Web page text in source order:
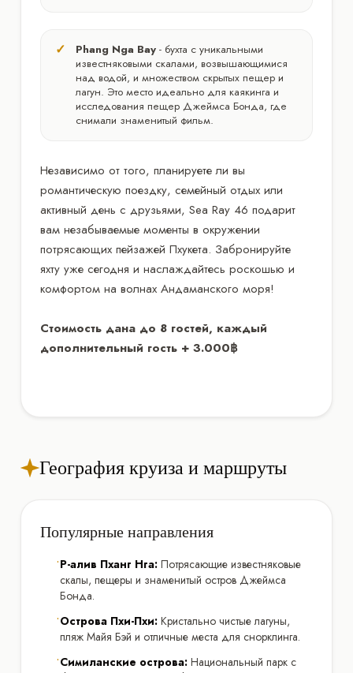
Phang Nga Bay - бухта с уникальными
известняковыми скалами, возвышающимися
над водой, и множеством скрытых пещер и
лагун. Это место идеально для каякинга и
исследования пещер Джеймса Бонда, где
снимали знаменитый фильм.
Независимо от того, планируете ли вы
романтическую поездку, семейный отдых или
активный день с друзьями, Sea Ray 46 подарит
вам незабываемые моменты в окружении
потрясающих пейзажей Пхукета. Забронируйте
яхту уже сегодня и наслаждайтесь роскошью и
комфортом на волнах Андаманского моря!
Стоимость дана до 8 гостей, каждый
дополнительный гость + 3.000฿
География круиза и маршруты
Популярные направления
•Р-алив Пханг Нга: Потрясающие известняковые
скалы, пещеры и знаменитый остров Джеймса
Бонда.
•Острова Пхи-Пхи: Кристально чистые лагуны,
пляж Майя Бэй и отличные места для снорклинга.
•Симиланские острова: Национальный парк с